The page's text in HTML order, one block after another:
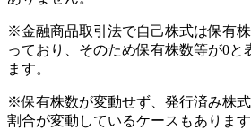
※金融商品取引法で自己株式は保有
っており、そのため保有株数等が0と
ます。
※保有株数が変動せず、発行済み株
割合が変動しているケースもあります